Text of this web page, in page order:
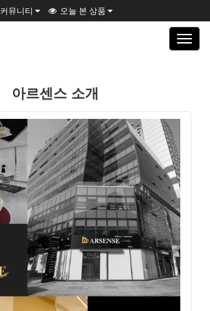
커뮤니티 오늘 본 상품
Toggle
아르센스 소개